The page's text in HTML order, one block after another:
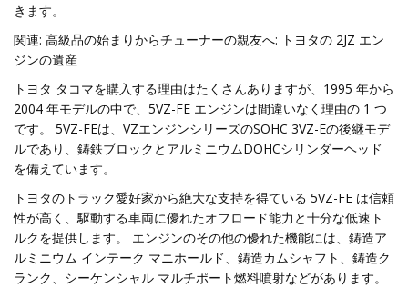
きます。
関連: 高級品の始まりからチューナーの親友へ: トヨタの 2JZ エン
ジンの遺産
トヨタ タコマを購入する理由はたくさんありますが、1995 年から
2004 年モデルの中で、5VZ-FE エンジンは間違いなく理由の 1 つ
です。 5VZ-FEは、VZエンジンシリーズのSOHC 3VZ-Eの後継モデ
ルであり、鋳鉄ブロックとアルミニウムDOHCシリンダーヘッド
を備えています。
トヨタのトラック愛好家から絶大な支持を得ている 5VZ-FE は信頼
性が高く、駆動する車両に優れたオフロード能力と十分な低速ト
ルクを提供します。 エンジンのその他の優れた機能には、鋳造ア
ルミニウム インテーク マニホールド、鋳造カムシャフト、鋳造ク
ランク、シーケンシャル マルチポート燃料噴射などがあります。